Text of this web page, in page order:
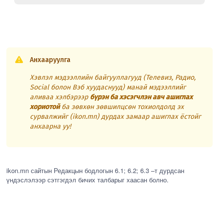
Анхааруулга
Хэвлэл мэдээллийн байгууллагууд (Телевиз, Радио,
Social болон Вэб хуудаснууд) манай мэдээллийг
аливаа хэлбэрээр бүрэн ба хэсэгчлэн авч ашиглах
хориотойба зөвхөн зөвшилцсөн тохиолдолд эх
сурвалжийг (ikon.mn) дурдах замаар ашиглах ёстойг
анхаарна уу!
ikon.mn сайтын Редакцын бодлогын 6.1; 6.2; 6.3 –т дурдсан
үндэслэлээр сэтгэгдэл бичих талбарыг хаасан болно.